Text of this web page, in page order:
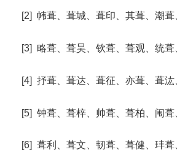
[2] 帏葺、葺城、葺印、其葺、潮葺
[3] 略葺、葺昊、钦葺、葺观、统葺
[4] 抒葺、葺达、葺征、亦葺、葺汯
[5] 钟葺、葺梓、帅葺、葺柏、闱葺
[6] 葺利、葺文、韧葺、葺健、玤葺